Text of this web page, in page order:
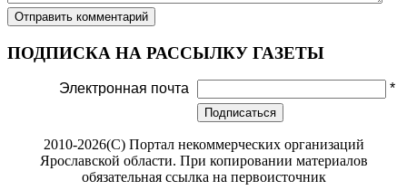
ПОДПИСКА НА РАССЫЛКУ ГАЗЕТЫ
Электронная почта *
Подписаться
2010-2026(С) Портал некоммерческих организаций
Ярославской области. При копировании материалов
обязательная ссылка на первоисточник